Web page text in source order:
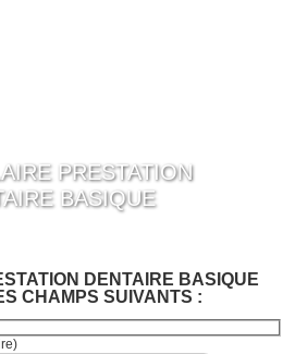
PRESTATION
BASIQUE
DENTAIRE BASIQUE
CHAMPS SUIVANTS :